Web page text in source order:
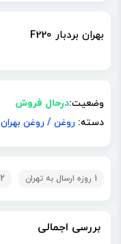
بهران بردبار F220
وضعیت:درحال فروش
دسته: روغن / روغن بهران
1 روزه ارسال به تهران 2 روزه ارسال به شهرستانها
بررسی اجمالی